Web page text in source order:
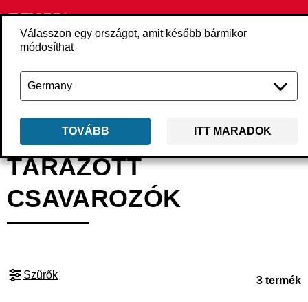
Válasszon egy országot, amit később bármikor
módosíthat
TOVÁBB ITT MARADOK
Vissza Termékek Szerszámgépek
TÁRAZOTT
CSAVAROZÓK
Szűrők 3 termék